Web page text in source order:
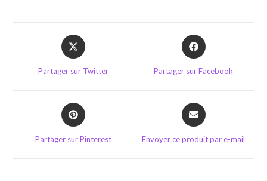
Opens
in
new
Partager sur Twitter
Opens
in
Partager sur Facebook
Opens
in
Partager sur Pinterest
Opens
in
new
Envoyer ce produit par e-mail